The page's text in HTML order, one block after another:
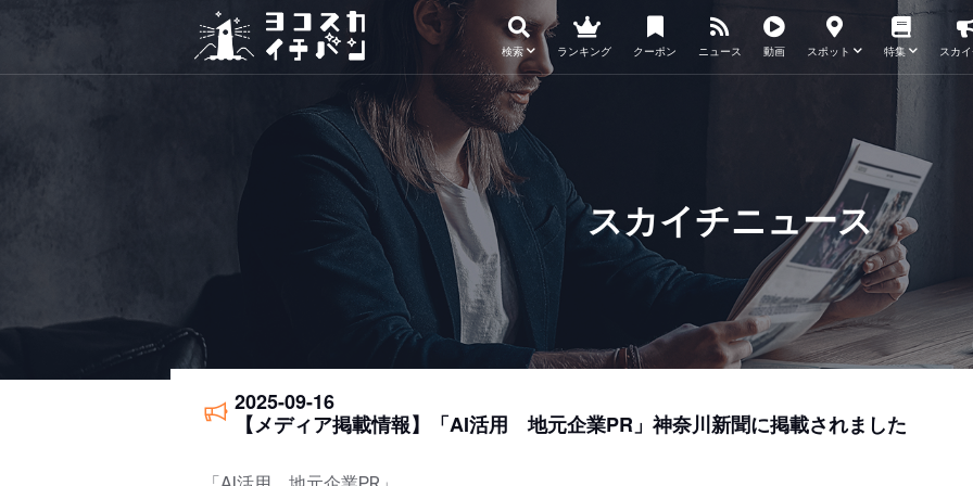
検索 ランキング クーポン ニュース 動画 スポット 特集 スカ
スカイチニュース
2025-09-16
【メディア掲載情報】「AI活用 地元企業PR」神奈川新聞に掲載されました